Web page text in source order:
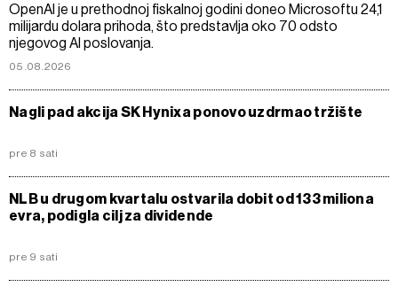
OpenAI je u prethodnoj fiskalnoj godini doneo Microsoftu 24,1
milijardu dolara prihoda, što predstavlja oko 70 odsto
njegovog AI poslovanja.
05.08.2026
Nagli pad akcija SK Hynixa ponovo uzdrmao tržište
pre 8 sati
NLB u drugom kvartalu ostvarila dobit od 133 miliona
evra, podigla cilj za dividende
pre 9 sati